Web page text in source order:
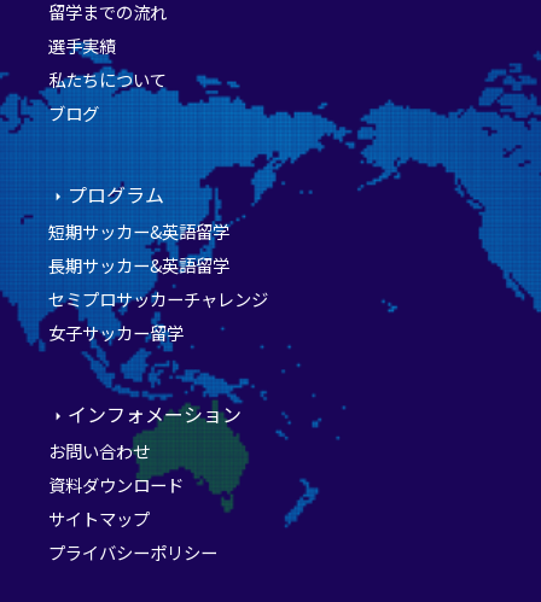
留学までの流れ
選手実績
私たちについて
ブログ
プログラム
短期サッカー&英語留学
長期サッカー&英語留学
セミプロサッカーチャレンジ
女子サッカー留学
インフォメーション
お問い合わせ
資料ダウンロード
サイトマップ
プライバシーポリシー